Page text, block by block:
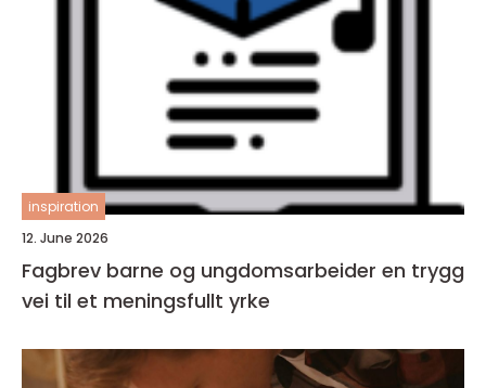
inspiration
12. June 2026
Fagbrev barne og ungdomsarbeider en trygg
vei til et meningsfullt yrke